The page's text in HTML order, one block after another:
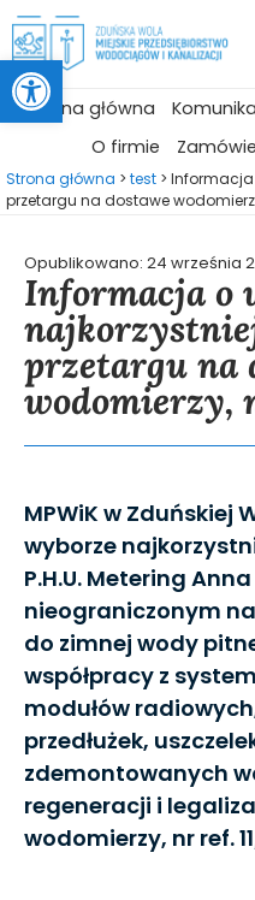
Otwórz pasek narzędzi
Strona główna
O firmie
Strona główna > test > Informacja
przetargu na dostawe
Opublikowano: 24 września
Informacja o
przetargu na
wodomierzy,
MPWiK w Zduńskiej
wyborze
P.H.U. Metering
nieograniczonym
do zimnej wody
współpracy z
modułów
przedłużek,
zdemontowanych
regeneracji i
wodomierzy, nr ref.